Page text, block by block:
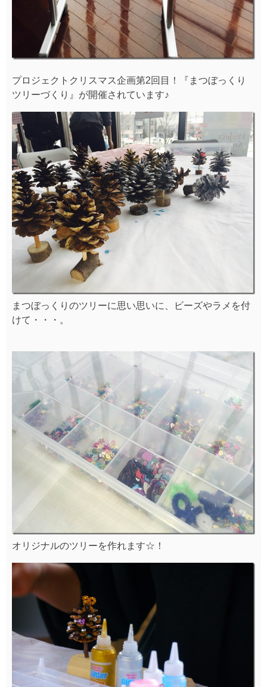
プロジェクトクリスマス企画第2回目！『まつぼっくり
ツリーづくり』が開催されています♪
まつぼっくりのツリーに思い思いに、ビーズやラメを付
けて・・・。
オリジナルのツリーを作れます☆！